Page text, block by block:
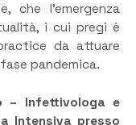
che l’emergenza
i cui pregi è
da attuare
pandemica.
– Infettivologa e
Intensiva presso